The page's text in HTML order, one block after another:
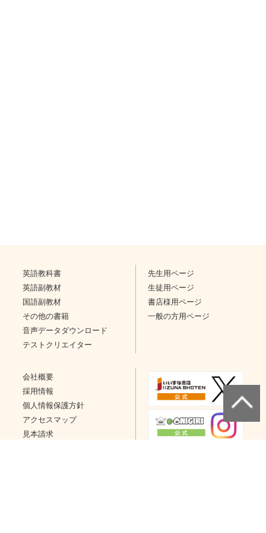
英語教科書
英語副教材
国語副教材
その他の書籍
音声データダウンロード
テストクリエイター
先生用ページ
生徒用ページ
書店様用ページ
一般の方用ページ
会社概要
採用情報
個人情報保護方針
アクセスマップ
見本請求